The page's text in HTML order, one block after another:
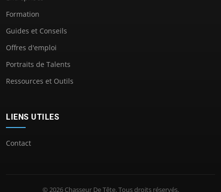
Formation
Guides et Conseils
Offres d'emploi
Portraits de Talents
Ressources et Outils
LIENS UTILES
Contact
© 2026 Chasseur De Tête. Tous droits réservés.